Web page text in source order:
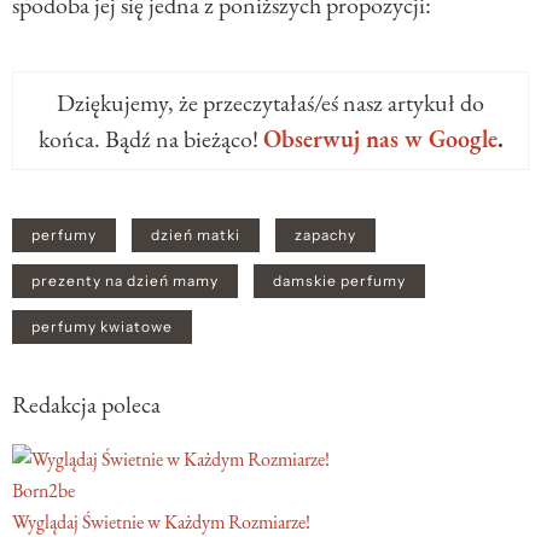
Dziękujemy, że przeczytałaś/eś nasz artykuł do
końca. Bądź na bieżąco!Obserwuj nas w Google.
perfumy dzień matki zapachy
prezenty na dzień mamy damskie perfumy
perfumy kwiatowe
Redakcja poleca
Born2be
Wyglądaj Świetnie w Każdym Rozmiarze!